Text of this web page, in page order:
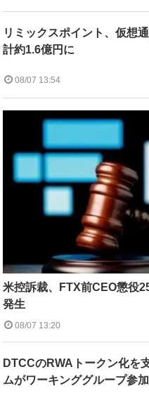
リミックスポイント、仮想
計約1.6億円に
08/07 13:54
米控訴裁、FTX前CEO懲役
発生
08/07 13:20
DTCCのRWAトークン化を
ムがワーキンググループ参加